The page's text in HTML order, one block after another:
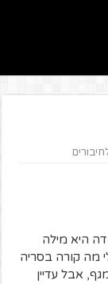
היא מילה
מה קורה בסריה
אבל עדיין